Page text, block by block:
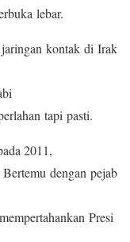
lebar.
kontak di Irak
tapi pasti.
2011,
dengan pejab
Presi